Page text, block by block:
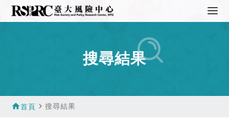
搜尋結果
home首頁 navigate_next搜尋結果